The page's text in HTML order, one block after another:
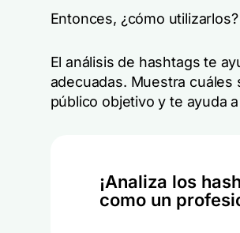
Entonces, ¿cómo utilizarlos?
El análisis de hashtags te
adecuadas. Muestra cuáles
público objetivo y te ayuda
¡Analiza los
como un